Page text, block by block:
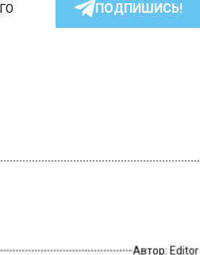
ПОДПИШИСЬ!
Автор:Editor